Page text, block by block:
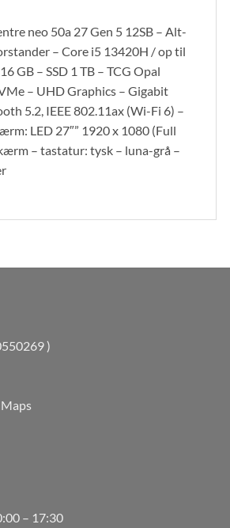
neo 50a 27 Gen 5 12SB – Alt-
– Core i5 13420H / op til
GB – SSD 1 TB – TCG Opal
– UHD Graphics – Gigabit
5.2, IEEE 802.11ax (Wi-Fi 6) –
LED 27″” 1920 x 1080 (Full
– tastatur: tysk – luna-grå –
)
– 17:30